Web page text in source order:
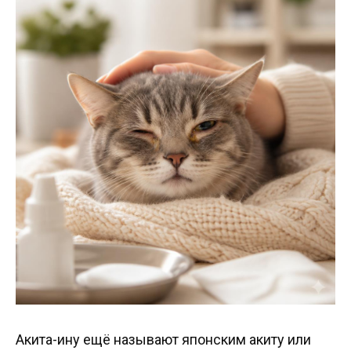
Акита-ину ещё называют японским акиту или